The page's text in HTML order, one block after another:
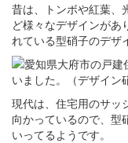
昔は、トンボや紅葉、
ど様々なデザインがあ
れている型硝子のデザ
現代は、住宅用のサッ
向かっているので、型
いってるようです。